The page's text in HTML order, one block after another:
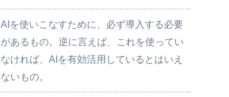
AIを使いこなすために、必ず導入する必要
があるもの。逆に言えば、これを使ってい
なければ、AIを有効活用しているとはいえ
ないもの。